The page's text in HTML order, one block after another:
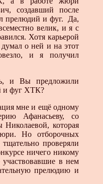
создавший после
прелюдий и фуг. Да,
велик, и я с
Хотя карьерой
о ней и на этот
и я получил
и Вы предложили
и фуг ХТК?
мне и ещё одному
Афанасьеву, со
которая
Но отборочных
проверяли
ничего никому
в нем
прелюдию и